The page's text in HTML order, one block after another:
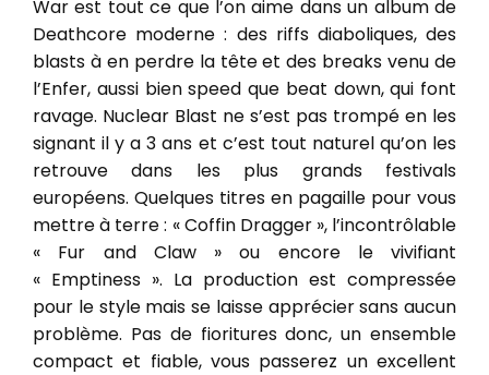
War est tout ce que l’on aime dans un album de
Deathcore moderne : des riffs diaboliques, des
blasts à en perdre la tête et des breaks venu de
l’Enfer, aussi bien speed que beat down, qui font
ravage. Nuclear Blast ne s’est pas trompé en les
signant il y a 3 ans et c’est tout naturel qu’on les
retrouve dans les plus grands festivals
européens. Quelques titres en pagaille pour vous
mettre à terre : « Coffin Dragger », l’incontrôlable
« Fur and Claw » ou encore le vivifiant
« Emptiness ». La production est compressée
pour le style mais se laisse apprécier sans aucun
problème. Pas de fioritures donc, un ensemble
compact et fiable, vous passerez un excellent